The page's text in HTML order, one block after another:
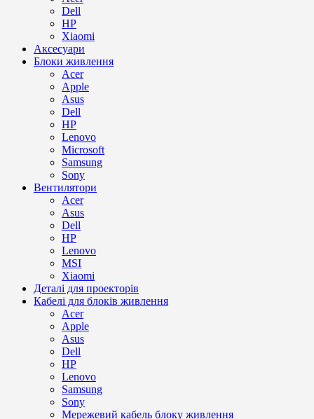
Dell
HP
Xiaomi
Аксесуари
Блоки живлення
Acer
Apple
Asus
Dell
HP
Lenovo
Microsoft
Samsung
Sony
Вентилятори
Acer
Asus
Dell
HP
Lenovo
MSI
Xiaomi
Деталі для проекторів
Кабелі для блоків живлення
Acer
Apple
Asus
Dell
HP
Lenovo
Samsung
Sony
Мережевий кабель блоку живлення